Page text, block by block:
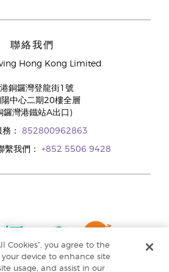
聯絡我們
Hong Kong Limited
銅鑼灣登龍街1號
中心二期20樓全層
鑼灣港鐵站A出口)
務： 852800962863
繫我們： +852 5506 9428
Cookies”, you agree to the
device to enhance site
usage, and assist in our